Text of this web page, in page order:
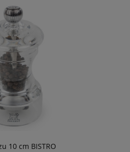
10 cm BISTRO